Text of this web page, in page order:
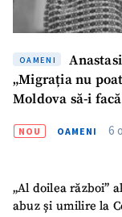
OAMENI
„Migrația nu
Moldova să-i
NOU OAMENI 6
„Al doilea război”
abuz și umilire la
Am
acord